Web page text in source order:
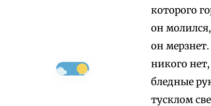
которого
он
он
никого
бледные
тусклом